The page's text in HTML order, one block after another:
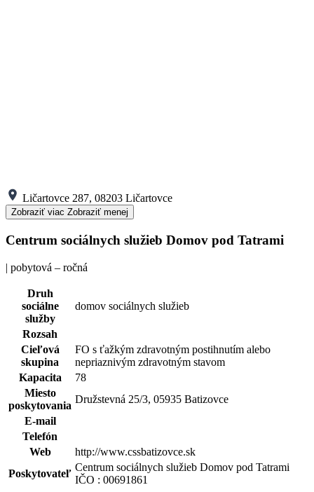
Ličartovce 287, 08203 Ličartovce
Zobraziť viac Zobraziť menej
Centrum sociálnych služieb Domov pod Tatrami
| pobytová – ročná
Druh
sociálne
služby
domov sociálnych služieb
Rozsah
Cieľová
skupina
FO s ťažkým zdravotným postihnutím alebo
nepriaznivým zdravotným stavom
Kapacita
78
Miesto
poskytovania
Družstevná 25/3, 05935 Batizovce
E-mail
Telefón
Web
http://www.cssbatizovce.sk
Poskytovateľ
Centrum sociálnych služieb Domov pod Tatrami
IČO : 00691861